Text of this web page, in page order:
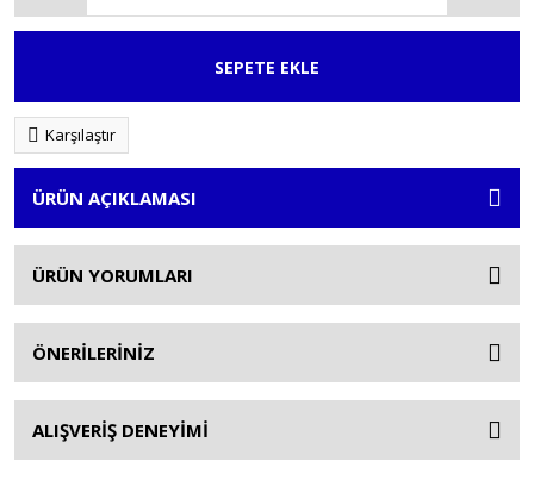
SEPETE EKLE
Karşılaştır
ÜRÜN AÇIKLAMASI
ÜRÜN YORUMLARI
ÖNERİLERİNİZ
ALIŞVERİŞ DENEYİMİ